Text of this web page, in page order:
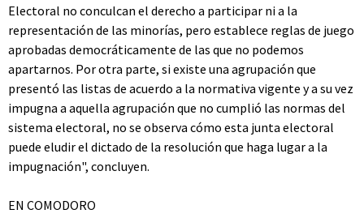
Electoral no conculcan el derecho a participar ni a la
representación de las minorías, pero establece reglas de juego
aprobadas democráticamente de las que no podemos
apartarnos. Por otra parte, si existe una agrupación que
presentó las listas de acuerdo a la normativa vigente y a su vez
impugna a aquella agrupación que no cumplió las normas del
sistema electoral, no se observa cómo esta junta electoral
puede eludir el dictado de la resolución que haga lugar a la
impugnación", concluyen.
EN COMODORO